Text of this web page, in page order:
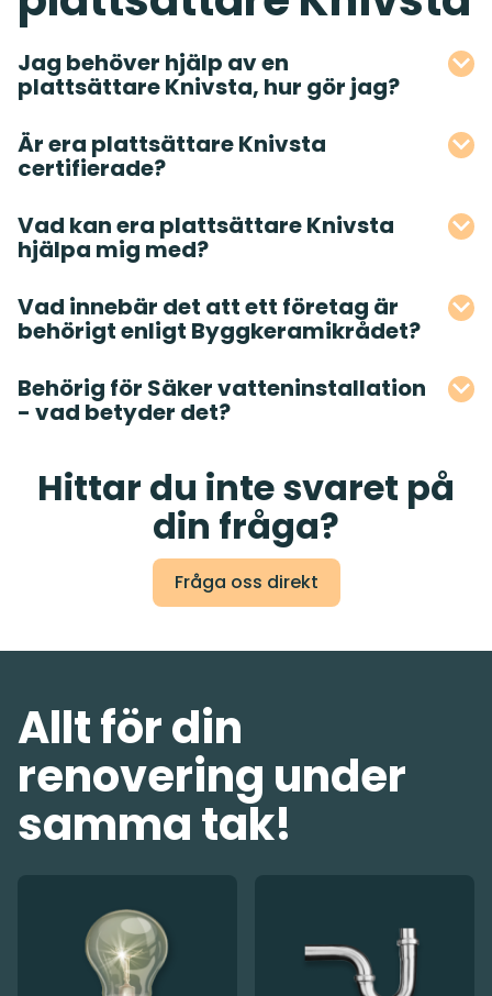
Jag behöver hjälp av en
plattsättare Knivsta, hur gör jag?
Är era plattsättare Knivsta
certifierade?
Vad kan era plattsättare Knivsta
hjälpa mig med?
Vad innebär det att ett företag är
behörigt enligt Byggkeramikrådet?
Behörig för Säker vatteninstallation
- vad betyder det?
Hittar du inte svaret på
din fråga?
Fråga oss direkt
Allt för din
renovering under
samma tak!